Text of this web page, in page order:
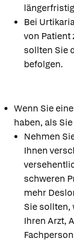
Bei
von Patient
sollten Sie
befolgen.
Wenn Sie
haben, als
Nehmen
Ihnen
schweren
mehr
Sie sollten,
Ihren Arzt,